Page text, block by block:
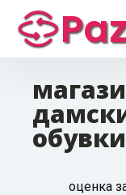
оценка